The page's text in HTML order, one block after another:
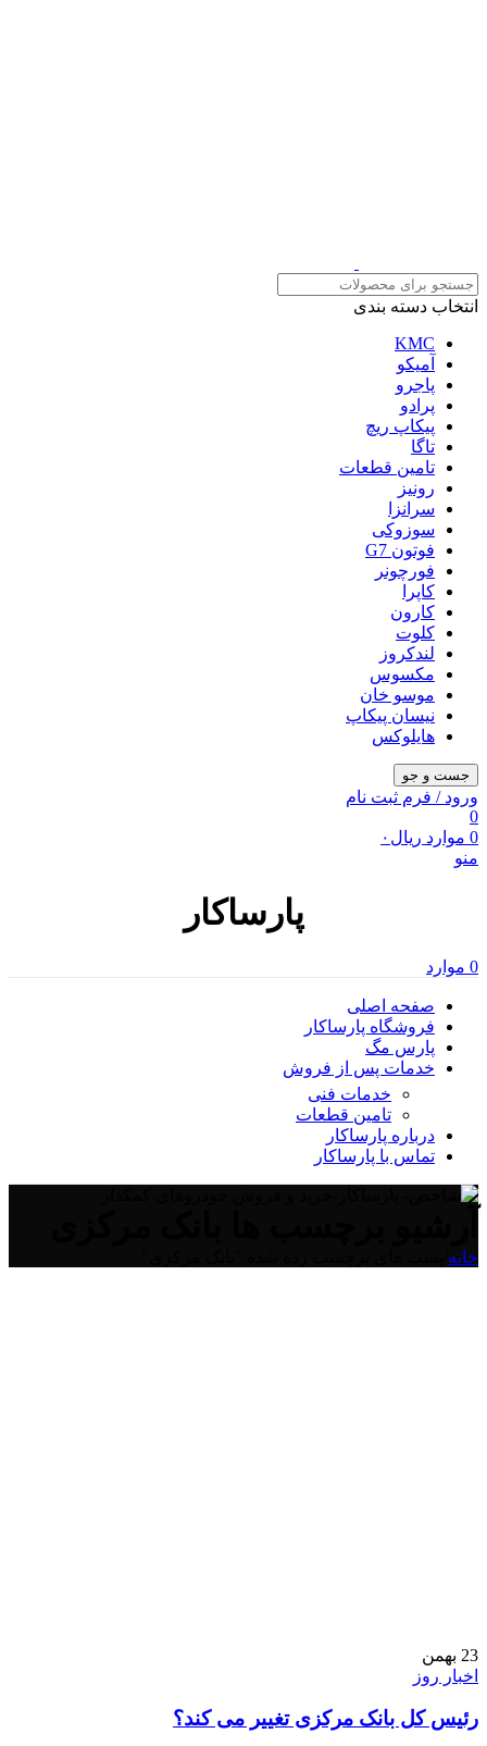
انتخاب دسته بندی
KMC
آمیکو
پاجرو
پرادو
پیکاپ ریچ
تاگا
تامین قطعات
رونیز
سرانزا
سوزوکی
فوتون G7
فورچونر
کاپرا
کارون
کلوت
لندکروز
مکسوس
موسو خان
نیسان پیکاپ
هایلوکس
جست و جو
ورود / فرم ثبت نام
0
0 موارد ریال ۰
منو
پارساکار
0 موارد
صفحه اصلی
فروشگاه پارساکار
پارس مگ
خدمات پس از فروش
خدمات فنی
تامین قطعات
درباره پارساکار
تماس با پارساکار
خانه
23 بهمن
اخبار روز
رئیس‌ کل بانک مرکزی تغییر می کند؟